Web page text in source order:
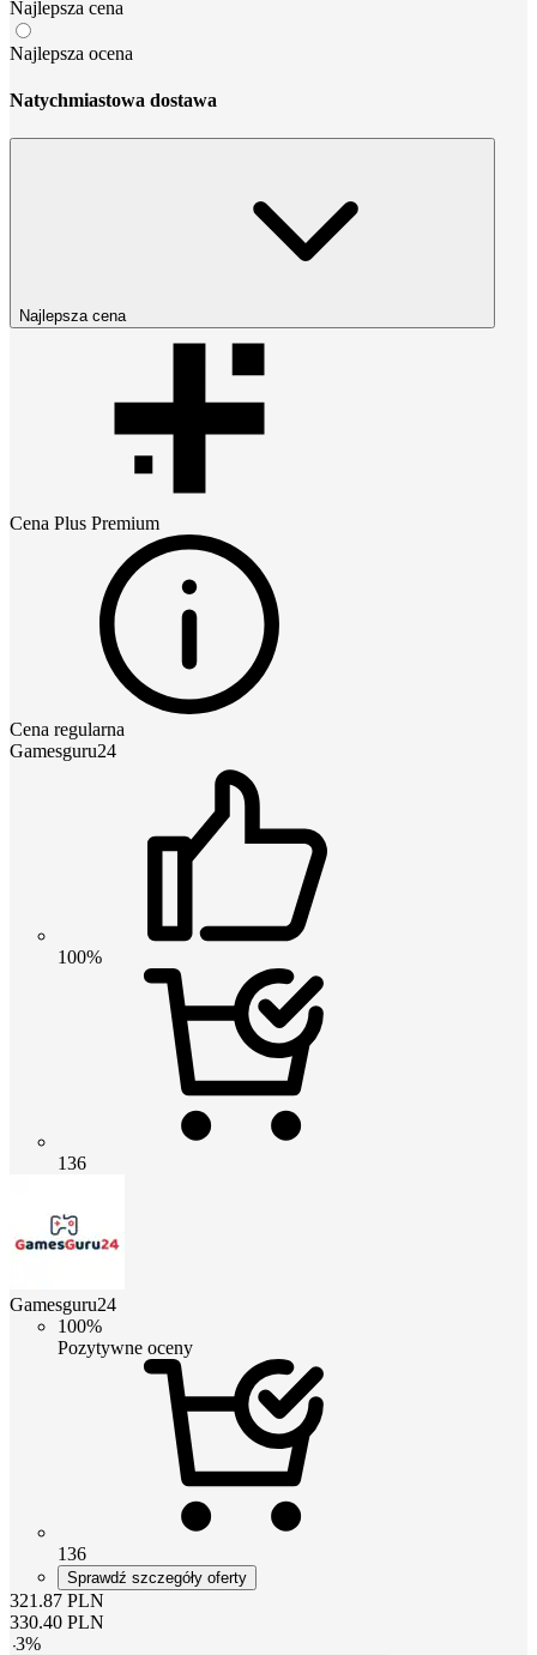
Najlepsza cena
Najlepsza ocena
Natychmiastowa dostawa
Najlepsza cena
Cena Plus Premium
Cena regularna
Gamesguru24
100%
136
Gamesguru24
100%
Pozytywne oceny
136
Sprawdź szczegóły oferty
321.87 PLN
330.40 PLN
-3%